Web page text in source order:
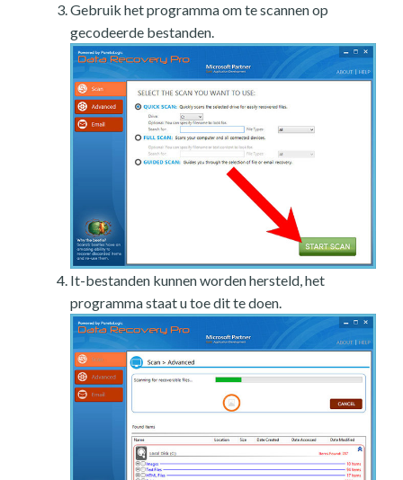
Gebruik het programma om te scannen op
gecodeerde bestanden.
It-bestanden kunnen worden hersteld, het
programma staat u toe dit te doen.